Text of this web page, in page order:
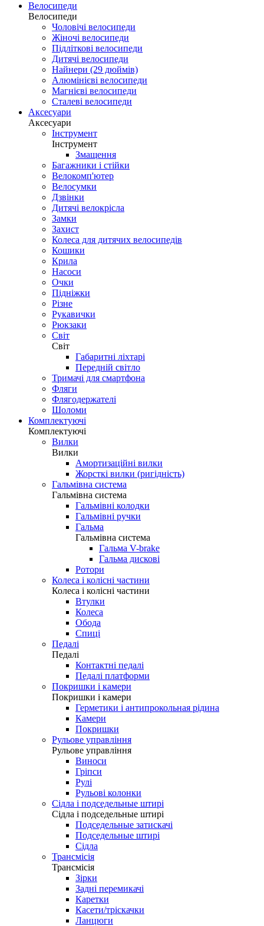
Велосипеди
Велосипеди
Чоловічі велосипеди
Жіночі велосипеди
Підліткові велосипеди
Дитячі велосипеди
Найнери (29 дюймів)
Алюмінієві велосипеди
Магнієві велосипеди
Сталеві велосипеди
Аксесуари
Аксесуари
Інструмент
Інструмент
Змащення
Багажники і стійки
Велокомп'ютер
Велосумки
Дзвінки
Дитячі велокрісла
Замки
Захист
Колеса для дитячих велосипедів
Кошики
Крила
Насоси
Очки
Підніжки
Різне
Рукавички
Рюкзаки
Світ
Світ
Габаритні ліхтарі
Передній світло
Тримачі для смартфона
Фляги
Флягодержателі
Шоломи
Комплектуючі
Комплектуючі
Вилки
Вилки
Амортизаційні вилки
Жорсткі вилки (ригідність)
Гальмівна система
Гальмівна система
Гальмівні колодки
Гальмівні ручки
Гальма
Гальмівна система
Гальма V-brake
Гальма дискові
Ротори
Колеса і колісні частини
Колеса і колісні частини
Втулки
Колеса
Обода
Спиці
Педалі
Педалі
Контактні педалі
Педалі платформи
Покришки і камери
Покришки і камери
Герметики і антипрокольная рідина
Камери
Покришки
Рульове управління
Рульове управління
Виноси
Гріпси
Рулі
Рульові колонки
Сідла і подседельные штирі
Сідла і подседельные штирі
Подседельные затискачі
Подседельные штирі
Сідла
Трансмісія
Трансмісія
Зірки
Задні перемикачі
Каретки
Касети/тріскачки
Ланцюги